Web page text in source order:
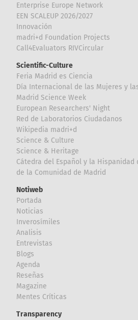
Enterprise Europe Network
EEN SCALEUP 2026/2027
Innovación
madri+d Foundation Projects
Call4Evaluators RIVCircular
Scientific-Culture
Feria Madrid es Ciencia
Día Internacional de las Mujeres y
Madrid Science Week
European Researchers' Night
Red de Laboratorios Ciudadanos
Wikipedia madri+d
Science & Culture
Science & Heritage
Cátedra del Español y la Hispanidad
de la Comunidad de Madrid
Notiweb
Portada
Noticias
Inverosímiles
Analisis
Entrevistas
Blogs
Agenda
Reseñas
Magazine
Mentes Críticas
Transparency